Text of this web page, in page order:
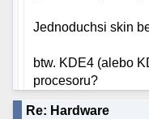
Jednoduchsi skin
btw. KDE4 (alebo
procesoru?
Re: Hardware